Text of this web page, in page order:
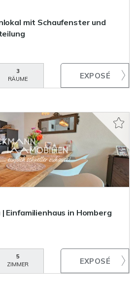
mit Schaufenster und
3
RÄUME
Einfamilienhaus in Homberg
5
ZIMMER